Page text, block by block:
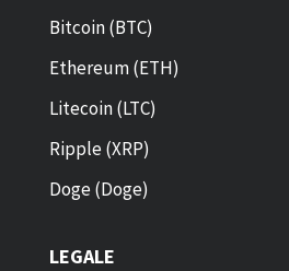
Bitcoin (BTC)
Ethereum (ETH)
Litecoin (LTC)
Ripple (XRP)
Doge (Doge)
LEGALE